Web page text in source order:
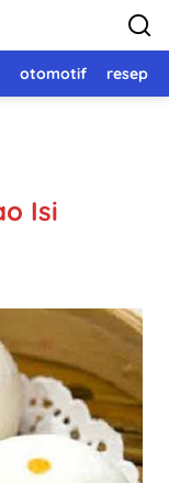
otomotif resep
Isi